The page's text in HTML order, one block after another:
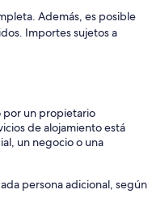
Además, es posible
Importes sujetos a
por un propietario
de alojamiento está
un negocio o una
persona adicional, según